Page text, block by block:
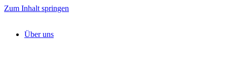
Zum Inhalt springen
Über uns